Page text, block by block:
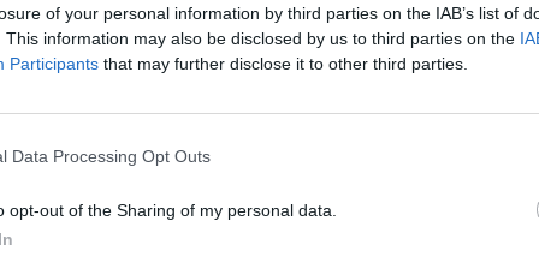
of your personal information by third parties on the IAB’s list of
This information may also be disclosed by us to third parties on the
Participants that may further disclose it to other third parties.
Data Processing Opt Outs
opt-out of the Sharing of my personal data.
en la parte trasera de la camiseta de partido,
bajo los dorsales.Ese espacio ahora queda
para los primeros equipos masculino y
activaciones , como puntos de recarga de
Riyadh Air Metropolitano